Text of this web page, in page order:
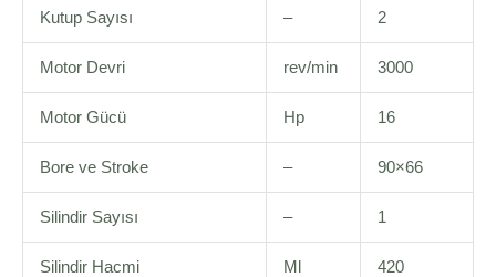
Kutup Sayısı – 2
Motor Devri rev/min 3000
Motor Gücü Hp 16
Bore ve Stroke – 90×66
Silindir Sayısı – 1
Silindir Hacmi Ml 420